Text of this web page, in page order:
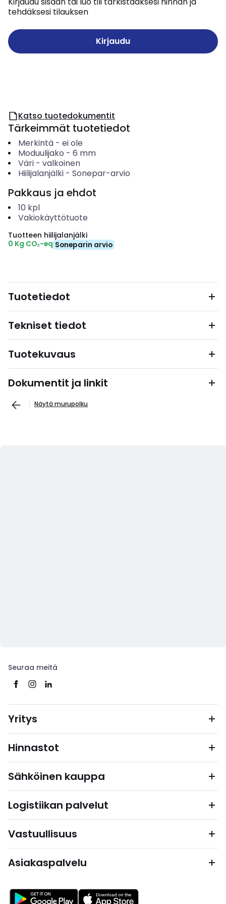
tehdäksesi tilauksen
Kirjaudu
Katso tuotedokumentit
Tärkeimmät tuotetiedot
Merkintä- ei ole
Moduulijako - 6 mm
Väri- valkoinen
Hiilijalanjälki- Sonepar-arvio
Pakkaus ja ehdot
10 kpl
Vakiokäyttötuote
Tuotteen hiilijalanjälki
0 Kg CO₂-eq Soneparin arvio
Tuotetiedot
Tekniset tiedot
Tuotekuvaus
Dokumentit ja linkit
Näytä murupolku
Seuraa meitä
Yritys
Hinnastot
Sähköinen kauppa
Logistiikan palvelut
Vastuullisuus
Asiakaspalvelu